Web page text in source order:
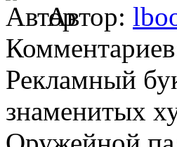
Автор:
Рекламный
знаменитых